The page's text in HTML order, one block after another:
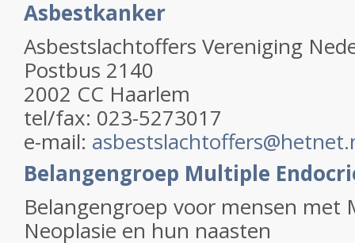
Asbestkanker
Asbestslachtoffers Vereniging
Postbus 2140
2002 CC Haarlem
tel/fax: 023-5273017
e-mail:
Belangengroep Multiple
Belangengroep voor mensen met
Neoplasie en hun naasten